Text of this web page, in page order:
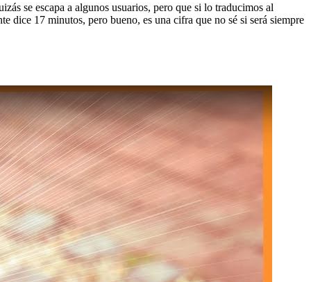
se escapa a algunos usuarios, pero que si lo traducimos al
dice 17 minutos, pero bueno, es una cifra que no sé si será siempre